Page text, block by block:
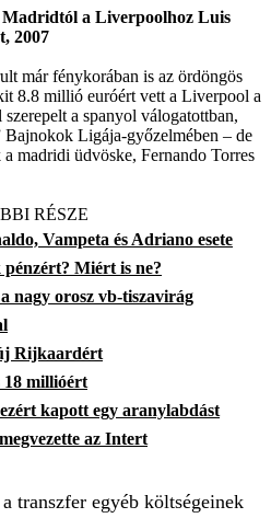
a Liverpoolhoz Luis
2007
már fénykorában is az ördöngös
8.8 millió euróért vett a Liverpool a
a spanyol válogatottban,
Bajnokok Ligája-győzelmében – de
madridi üdvöske, Fernando Torres
RÉSZE
Vampeta és Adriano esete
Miért is ne?
nagy orosz vb-tiszavirág
Rijkaardért
millióért
kapott egy aranylabdást
az Intert
transzfer egyéb költségeinek